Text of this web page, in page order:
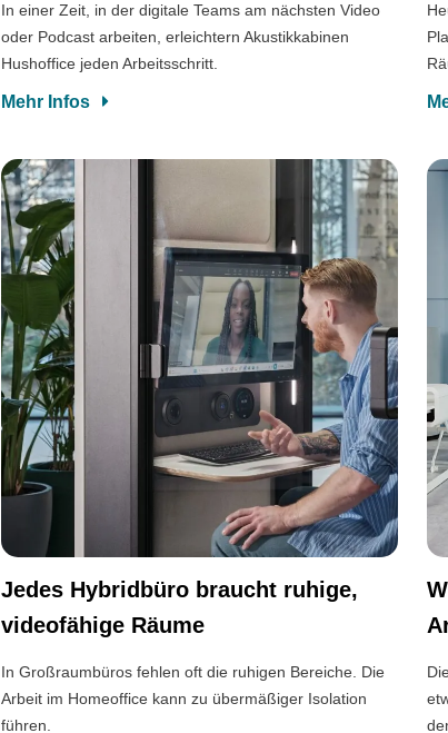
In einer Zeit, in der digitale Teams am nächsten Video
oder Podcast arbeiten, erleichtern Akustikkabinen
Hushoffice jeden Arbeitsschritt.
Mehr Infos
Jedes Hybridbüro braucht ruhige,
videofähige Räume
In Großraumbüros fehlen oft die ruhigen Bereiche. Die
Arbeit im Homeoffice kann zu übermäßiger Isolation
führen.